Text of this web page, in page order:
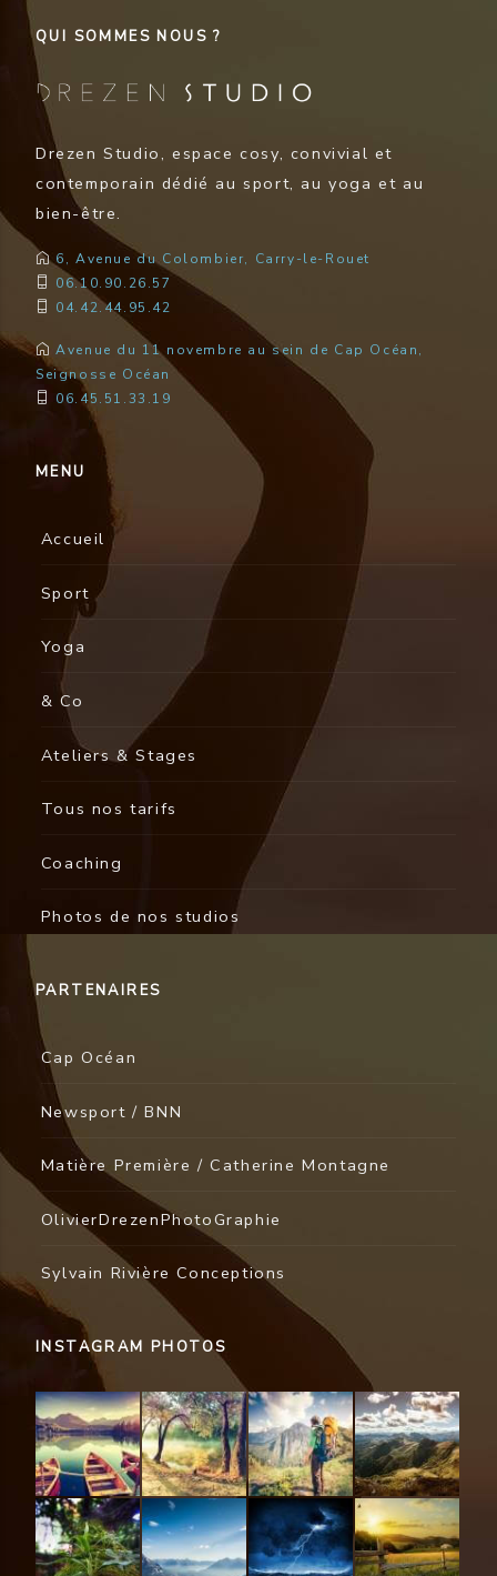
QUI SOMMES NOUS ?
Drezen Studio, espace cosy, convivial et
contemporain dédié au sport, au yoga et au
bien-être.
6, Avenue du Colombier, Carry-le-Rouet
06.10.90.26.57
04.42.44.95.42
Avenue du 11 novembre au sein de Cap Océan,
Seignosse Océan
06.45.51.33.19
MENU
Accueil
Sport
Yoga
& Co
Ateliers & Stages
Tous nos tarifs
Coaching
Photos de nos studios
PARTENAIRES
Cap Océan
Newsport / BNN
Matière Première / Catherine Montagne
OlivierDrezenPhotoGraphie
Sylvain Rivière Conceptions
INSTAGRAM PHOTOS